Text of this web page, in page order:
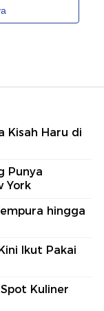
Kisah Haru di
Punya
York
hingga
Ikut Pakai
Kuliner